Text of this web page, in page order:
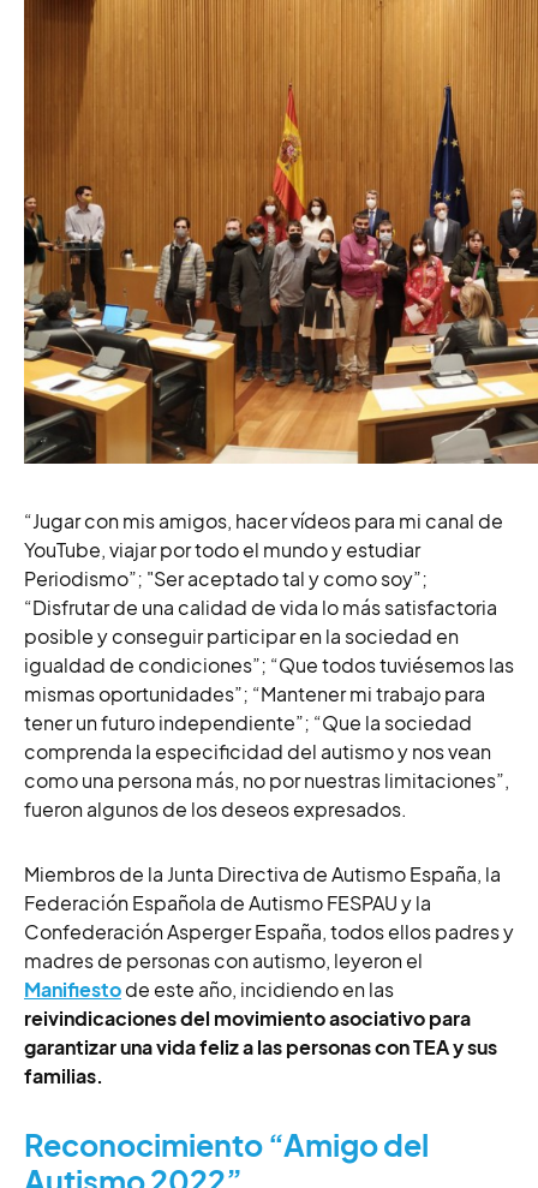
“Jugar con mis amigos, hacer vídeos para mi canal de
YouTube, viajar por todo el mundo y estudiar
Periodismo”; "Ser aceptado tal y como soy”;
“Disfrutar de una calidad de vida lo más satisfactoria
posible y conseguir participar en la sociedad en
igualdad de condiciones”; “Que todos tuviésemos las
mismas oportunidades”; “Mantener mi trabajo para
tener un futuro independiente”; “Que la sociedad
comprenda la especificidad del autismo y nos vean
como una persona más, no por nuestras limitaciones”,
fueron algunos de los deseos expresados.
Miembros de la Junta Directiva de Autismo España, la
Federación Española de Autismo FESPAU y la
Confederación Asperger España, todos ellos padres y
madres de personas con autismo, leyeron el
Manifiestode este año, incidiendo en las
reivindicaciones del movimiento asociativo para
garantizar una vida feliz a las personas con TEA y sus
familias.
Reconocimiento “Amigo del